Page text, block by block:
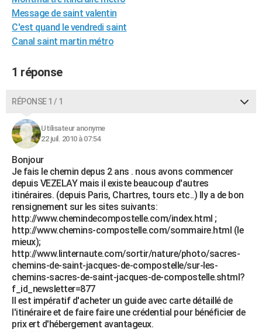
Destinations
City break
Voyage nature
Voyage de noces
Forum
Climat
+PHOTO
GUIDES D'ACHAT
Carte de Noël
Carte Bonne année
Carte Saint-Valentin
Carte Pâques
Carte d'anniversaire
Dictionnaire
Biographies
Citations
Expressions
Proverbes
PROGRAMME TV
COPAINS D'AVANT
S'inscrire
Se connecter
Lycées
Collèges
Primaires
Universités
Entreprises
Service militaire
Avis de recherche
AVIS DE DÉCÈS
FORUM
Bricolage
Lifestyle
Culture
Sport
Auto
Television
Voyage
Cinema
Message de saint valentin
C'est quand le vendredi saint
Canal saint martin métro
1 réponse
RÉPONSE 1 / 1
Utilisateur anonyme
22 juil. 2010 à 07:54
Bonjour
Je fais le chemin depus 2 ans . nous avons commencer
depuis VEZELAY mais il existe beaucoup d'autres
itinéraires. (depuis Paris, Chartres, tours etc..) Ily a de bon
rensignement sur les sites suivants:
http://www.chemindecompostelle.com/index.html ;
http://www.chemins-compostelle.com/sommaire.html (le
mieux);
http://www.linternaute.com/sortir/nature/photo/sacres-
chemins-de-saint-jacques-de-compostelle/sur-les-
chemins-sacres-de-saint-jacques-de-compostelle.shtml?
f_id_newsletter=877
Il est impératif d'acheter un guide avec carte détaillé de
l'itinéraire et de faire faire une crédential pour bénéficier de
prix ert d'hébergement avantageux.